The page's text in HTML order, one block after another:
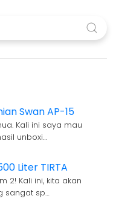
Swan AP-15
Kali ini saya mau
unboxi…
Liter TIRTA
2! Kali ini, kita akan
sangat sp…